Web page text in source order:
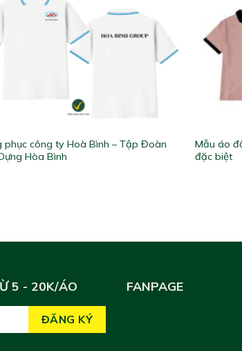
phục công ty Hoà Bình – Tập Đoàn
Hòa Bình
Mẫu áo
đặc biệt
5 - 20K/ÁO FANPAGE